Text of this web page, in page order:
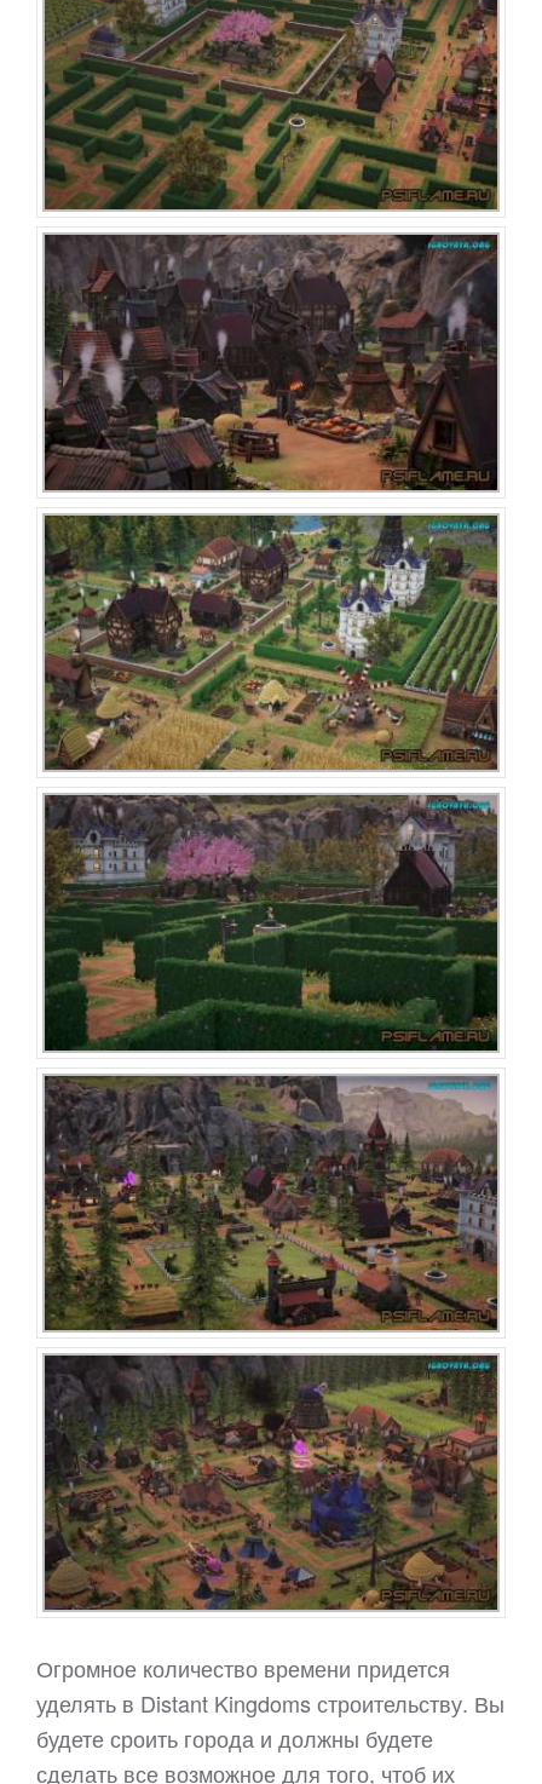
Огромное количество времени придется
уделять в Distant Kingdoms строительству. Вы
будете сроить города и должны будете
сделать все возможное для того, чтоб их